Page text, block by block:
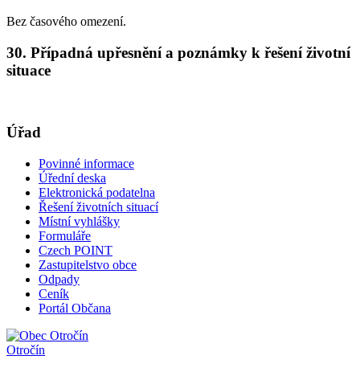
Bez časového omezení.
30. Případná upřesnění a poznámky k řešení životní
situace
Úřad
Povinné informace
Úřední deska
Elektronická podatelna
Řešení životních situací
Místní vyhlášky
Formuláře
Czech POINT
Zastupitelstvo obce
Odpady
Ceník
Portál Občana
Otročín